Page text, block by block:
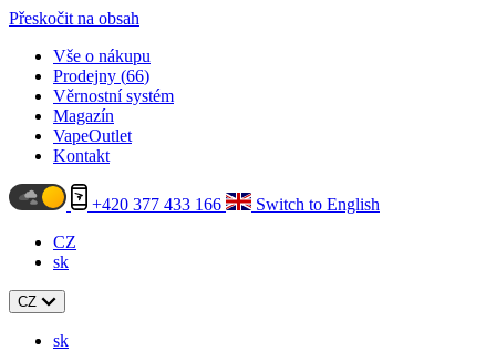
Přeskočit na obsah
Vše o nákupu
Prodejny (66)
Věrnostní systém
Magazín
VapeOutlet
Kontakt
+420 377 433 166
Switch to English
CZ
sk
CZ
sk